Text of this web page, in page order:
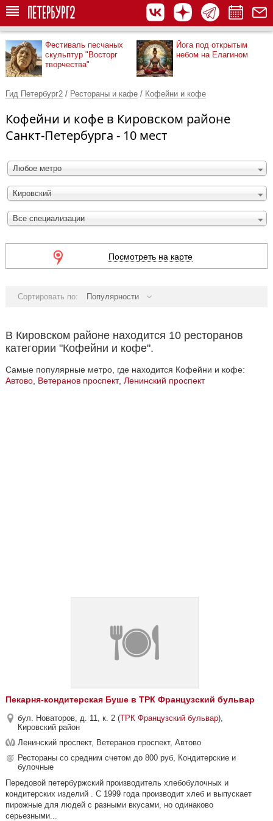
Фестиваль песчаных
скульптур "Восторг
творчества"
Йога под открытым
небом на Елагином
Гид Петербург2 / Рестораны и кафе / Кофейни и кофе
Кофейни и кофе в Кировском районе
Санкт-Петербурга - 10 мест
Любое метро
Кировский
Все специализации
Посмотреть на карте
Сортировать по: Популярности
В Кировском районе находится 10 ресторанов
категории "Кофейни и кофе".
Самые популярные метро, где находится Кофейни и кофе:
Автово Ветеранов проспект, Ленинский проспект
Пекарня-кондитерская Буше в ТРК Французский бульвар
бул. Новаторов, д. 11, к. 2 (ТРК Французский бульвар),
Кировский район
Ленинский проспект, Ветеранов проспект, Автово
Рестораны со средним счетом до 800 руб, Кондитерские и
булочные
Передовой петербуржский производитель хлебобулочных и
кондитерских изделий . С 1999 года производит хлеб и выпускает
пирожные для людей с разными вкусами, но одинаково
серьезными...